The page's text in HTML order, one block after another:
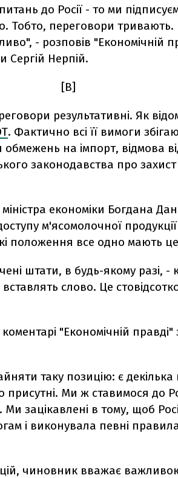
до Росії - то ми
Тобто, переговори
- розповів "Економічній
Сергій Нерпій.
[B]
результативні. Як
. Фактично всі її вимоги
на імпорт, відмова
законодавства про
економіки Богдана
м'ясомолочної
положення все одно мають
штати, в будь-якому разі,
слово. Це
"Економічній
таку позицію: є декілька
присутні. Ми ж ставимося до
зацікавлені в тому, щоб
і виконувала певні
чиновник вважає